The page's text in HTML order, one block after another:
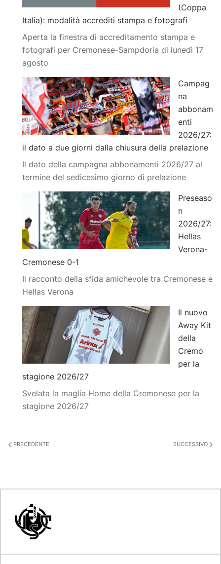
(Coppa
Italia): modalità accrediti stampa e fotografi
Aperta la finestra di accreditamento stampa e
fotografi per Cremonese-Sampdoria di lunedì 17
agosto
Campag
na
abbonam
enti
2026/27:
il dato a due giorni dalla chiusura della prelazione
Il dato della campagna abbonamenti 2026/27 al
termine del sedicesimo giorno di prelazione
Preseaso
n
2026/27:
Hellas
Verona-
Cremonese 0-1
Il racconto della sfida amichevole tra Cremonese e
Hellas Verona
Il nuovo
Away Kit
della
Cremo
per la
stagione 2026/27
Svelata la maglia Home della Cremonese per la
stagione 2026/27
PRECEDENTE SUCCESSIVO